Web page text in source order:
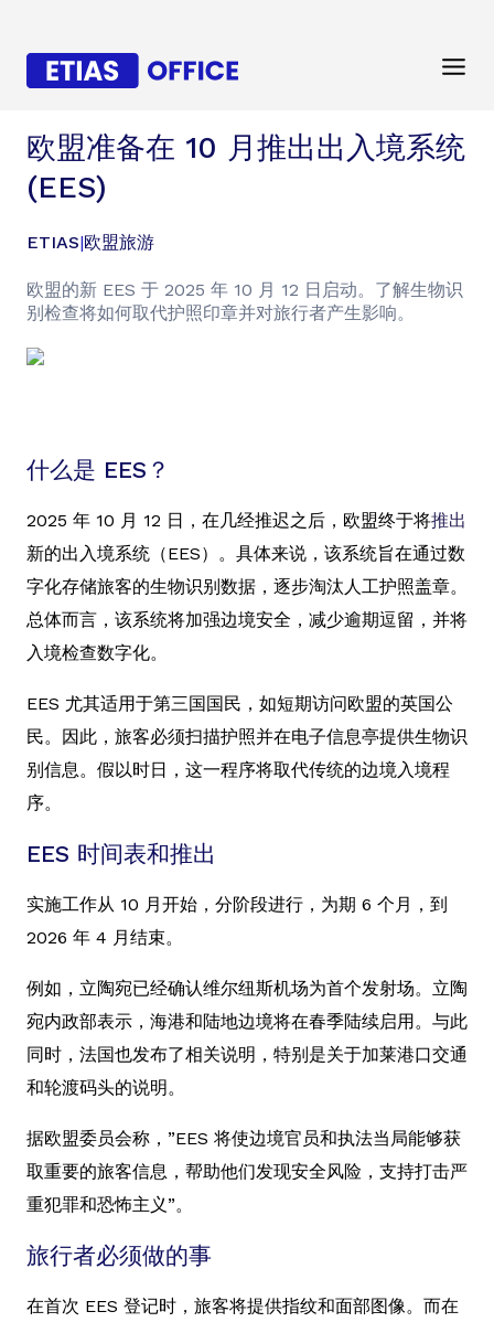
欧盟准备在 10 月推出出入境系统
(EES)
ETIAS|欧盟旅游
欧盟的新 EES 于 2025 年 10 月 12 日启动。了解生物识
别检查将如何取代护照印章并对旅行者产生影响。
什么是 EES？
2025 年 10 月 12 日，在几经推迟之后，欧盟终于将推出
新的出入境系统（EES）。具体来说，该系统旨在通过数
字化存储旅客的生物识别数据，逐步淘汰人工护照盖章。
总体而言，该系统将加强边境安全，减少逾期逗留，并将
入境检查数字化。
EES 尤其适用于第三国国民，如短期访问欧盟的英国公
民。因此，旅客必须扫描护照并在电子信息亭提供生物识
别信息。假以时日，这一程序将取代传统的边境入境程
序。
EES 时间表和推出
实施工作从 10 月开始，分阶段进行，为期 6 个月，到
2026 年 4 月结束。
例如，立陶宛已经确认维尔纽斯机场为首个发射场。立陶
宛内政部表示，海港和陆地边境将在春季陆续启用。与此
同时，法国也发布了相关说明，特别是关于加莱港口交通
和轮渡码头的说明。
据欧盟委员会称，”EES 将使边境官员和执法当局能够获
取重要的旅客信息，帮助他们发现安全风险，支持打击严
重犯罪和恐怖主义”。
旅行者必须做的事
在首次 EES 登记时，旅客将提供指纹和面部图像。而在